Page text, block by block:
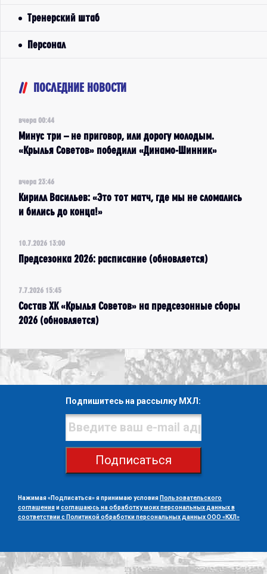
Тренерский штаб
Персонал
ПОСЛЕДНИЕ НОВОСТИ
вчера 00:44
Минус три – не приговор, или дорогу молодым.
«Крылья Советов» победили «Динамо-Шинник»
вчера 23:46
Кирилл Васильев: «Это тот матч, где мы не сломались
и бились до конца!»
10.7.2026 13:00
Предсезонка 2026: расписание (обновляется)
7.7.2026 15:45
Состав ХК «Крылья Советов» на предсезонные сборы
2026 (обновляется)
Подпишитесь на рассылку МХЛ:
Подписаться
Нажимая «Подписаться» я принимаю условия Пользовательского
соглашенияисоглашаюсь на обработку моих персональных данных в
соответствии с Политикой обработки персональных данных ООО «КХЛ»